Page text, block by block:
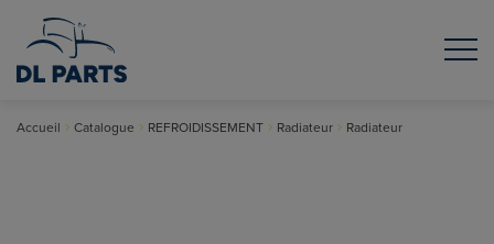
Accueil Catalogue REFROIDISSEMENT Radiateur Radiateur